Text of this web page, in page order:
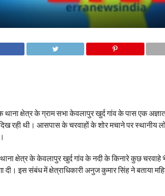
क्षेत्र के ग्राम सभा केवलापुर खुर्द गांव के पास एक अज्ञात
रही थी। आसपास के चरवाहों के शोर मचाने पर स्थानीय
क्षेत्र के केवलापुर खुर्द गांव के नदी के किनारे कुछ
इस संबंध में क्षेत्राधिकारी अनुज कुमार सिंह ने बताया